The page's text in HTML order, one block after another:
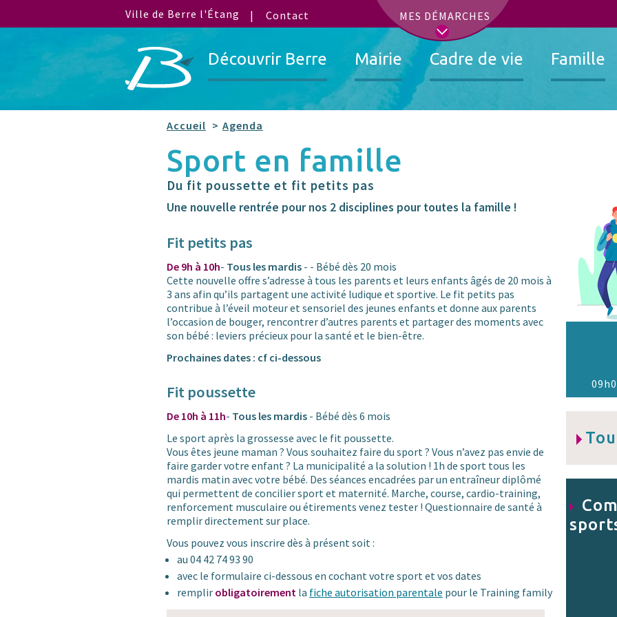
Ville de Berre l'Étang MES DÉMARCHES
Contact
Découvrir Berre Mairie Cadre de vie Famille
Accueil Agenda
Sport en famille
Du fit poussette et fit petits pas
Une nouvelle rentrée pour nos 2 disciplines pour toutes la famille !
Fit petits pas
De 9h à 10h- Tous les mardis - - Bébé dès 20 mois
Cette nouvelle offre s’adresse à tous les parents et leurs enfants âgés de 20 mois à
3 ans afin qu’ils partagent une activité ludique et sportive. Le fit petits pas
contribue à l’éveil moteur et sensoriel des jeunes enfants et donne aux parents
l’occasion de bouger, rencontrer d’autres parents et partager des moments avec
son bébé : leviers précieux pour la santé et le bien-être.
Prochaines dates : cf ci-dessous
Fit poussette
De 10h à 11h- Tous les mardis - Bébé dès 6 mois
Le sport après la grossesse avec le fit poussette.
Vous êtes jeune maman ? Vous souhaitez faire du sport ? Vous n’avez pas envie de
faire garder votre enfant ? La municipalité a la solution ! 1h de sport tous les
mardis matin avec votre bébé. Des séances encadrées par un entraîneur diplômé
qui permettent de concilier sport et maternité. Marche, course, cardio-training,
renforcement musculaire ou étirements venez tester ! Questionnaire de santé à
remplir directement sur place.
Vous pouvez vous inscrire dès à présent soit :
au 04 42 74 93 90
avec le formulaire ci-dessous en cochant votre sport et vos dates
remplir obligatoirement la fiche autorisation parentale pour le Training family